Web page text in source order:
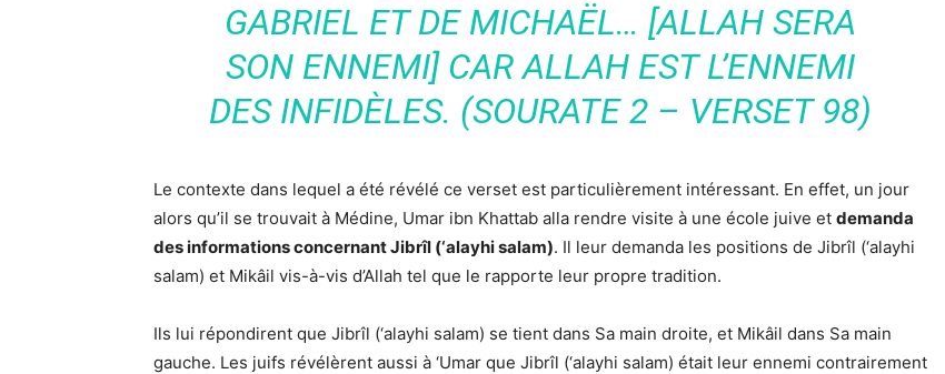
GABRIEL ET DE MICHAËL… [ALLAH SERA
SON ENNEMI] CAR ALLAH EST L’ENNEMI
DES INFIDÈLES. (SOURATE 2 – VERSET 98)
Le contexte dans lequel a été révélé ce verset est particulièrement intéressant. En effet, un jour
alors qu’il se trouvait à Médine, Umar ibn Khattab alla rendre visite à une école juive et demanda
des informations concernant Jibrîl (‘alayhi salam). Il leur demanda les positions de Jibrîl (‘alayhi
salam) et Mikâil vis-à-vis d’Allah tel que le rapporte leur propre tradition.
Ils lui répondirent que Jibrîl (‘alayhi salam) se tient dans Sa main droite, et Mikâil dans Sa main
gauche. Les juifs révélèrent aussi à ‘Umar que Jibrîl (‘alayhi salam) était leur ennemi contrairement